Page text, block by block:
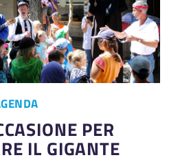
PER
IL GIGANTE